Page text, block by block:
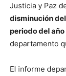
Justicia y Paz
disminución
periodo del
departamento
El informe